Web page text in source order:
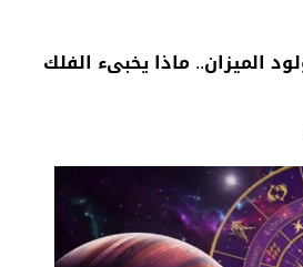
الميزان.. ماذا يخبىء الفلك